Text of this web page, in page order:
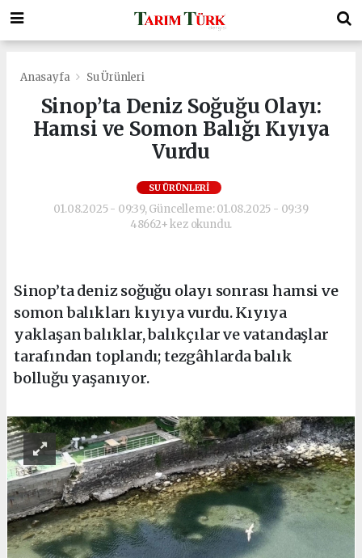
Anasayfa Su Ürünleri
Sinop’ta Deniz Soğuğu Olayı:
Hamsi ve Somon Balığı Kıyıya
Vurdu
SU ÜRÜNLERI
01.08.2025 - 09:39, Güncelleme: 01.08.2025 - 09:39
48662+ kez okundu.
Sinop’ta deniz soğuğu olayı sonrası hamsi ve
somon balıkları kıyıya vurdu. Kıyıya
yaklaşan balıklar, balıkçılar ve vatandaşlar
tarafından toplandı; tezgâhlarda balık
bolluğu yaşanıyor.